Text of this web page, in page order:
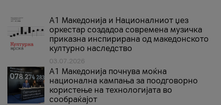
А1 Македонија и Националниот џез
оркестар создадоа современа музичка
приказна инспирирана од македонското
културно наследство
03.07.2026
A1 Македонија почнува моќна
национална кампања за поодговорно
користење на технологијата во
сообраќајот